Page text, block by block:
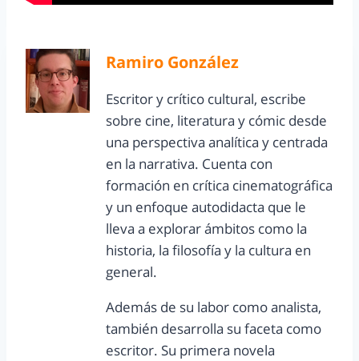
Ramiro González
Escritor y crítico cultural, escribe
sobre cine, literatura y cómic desde
una perspectiva analítica y centrada
en la narrativa. Cuenta con
formación en crítica cinematográfica
y un enfoque autodidacta que le
lleva a explorar ámbitos como la
historia, la filosofía y la cultura en
general.
Además de su labor como analista,
también desarrolla su faceta como
escritor. Su primera novela